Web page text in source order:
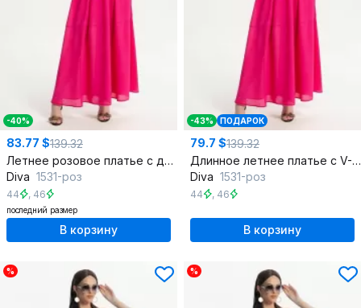
-40%
83.77 $139.32
Летнее розовое платье с декоративным отрезным крючком
Diva 1531-роз
44 , 46
последний размер
В корзину
-43% ПОДАРОК
79.7 $139.32
Длинное летнее платье с V-образным вырезом и рукавами-фонариками
Diva 1531-роз
44 , 46
В корзину
% %